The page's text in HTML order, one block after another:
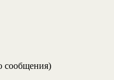
сообщения)